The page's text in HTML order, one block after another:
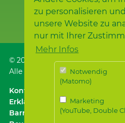
zu personalisieren
unsere Website zu
nur mit Ihrer
Mehr Infos
Notwendig
(Matomo)
Marketing
(YouTube, Double
© 2026 Samariterstiftung,
Alle Rechte vorbehalten.
Kontakt
Erklärung zur
Barrierefreiheit｜Datenschutz